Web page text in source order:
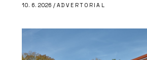
10. 6. 2026 / ADVERTORIAL